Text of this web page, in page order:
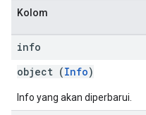
Kolom
info
object (Info)
Info yang akan diperbarui.